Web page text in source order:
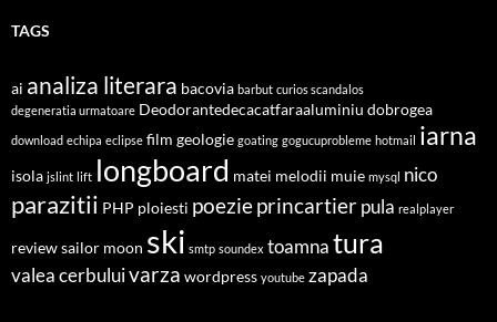
TAGS
ai analiza literara bacovia barbut curios scandalos
degeneratia urmatoare Deodorantedecacatfaraaluminiu dobrogea
download echipa eclipse film geologie goating gogucuprobleme hotmail iarna
isola jslint lift longboard matei melodii muie mysql nico
parazitii PHP ploiesti poezieprincartierpula realplayer
reviewsailor moon ski smtp soundex toamnatura
valea cerbuluivarza wordpress youtube zapada